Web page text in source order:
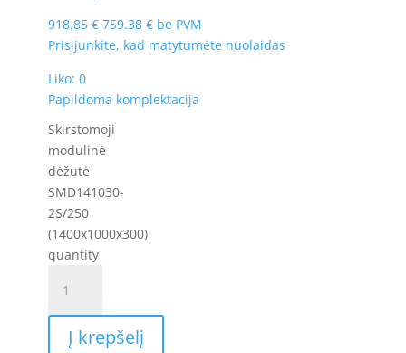
918.85 € 759.38 € be PVM
Prisijunkite, kad matytumėte nuolaidas
Liko: 0
Papildoma komplektacija
Skirstomoji
modulinė
dėžutė
SMD141030-
2S/250
(1400x1000x300)
quantity
Į krepšelį